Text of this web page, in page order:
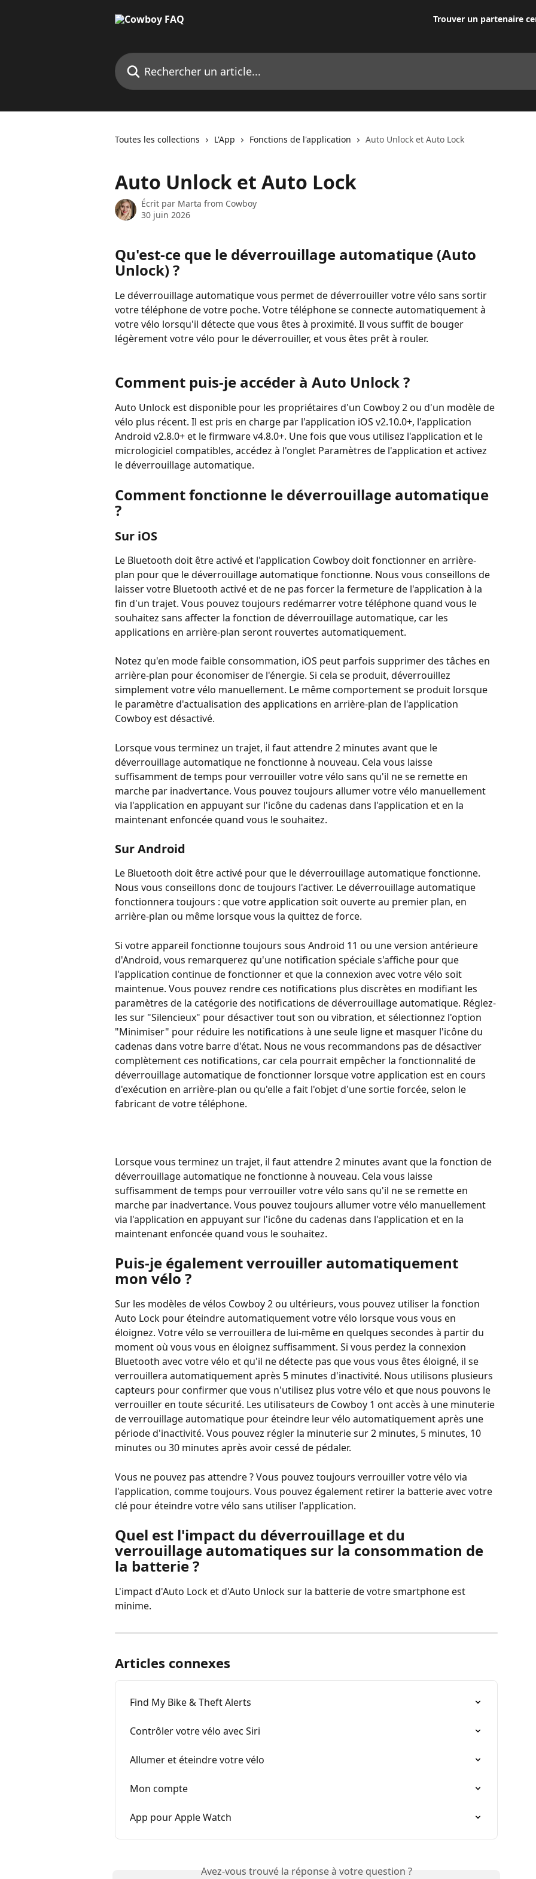
Trouver un partenaire
Rechercher un article...
Toutes les collections L'App Fonctions de l'application Auto Unlock et Auto Lock
Auto Unlock et Auto Lock
Écrit par Marta from Cowboy
30 juin 2026
Qu'est-ce que le déverrouillage automatique (Auto
Unlock) ?
Le déverrouillage automatique vous permet de déverrouiller votre vélo sans sortir
votre téléphone de votre poche. Votre téléphone se connecte automatiquement à
votre vélo lorsqu'il détecte que vous êtes à proximité. Il vous suffit de bouger
légèrement votre vélo pour le déverrouiller, et vous êtes prêt à rouler.
Comment puis-je accéder à Auto Unlock ?
Auto Unlock est disponible pour les propriétaires d'un Cowboy 2 ou d'un modèle de
vélo plus récent. Il est pris en charge par l'application iOS v2.10.0+, l'application
Android v2.8.0+ et le firmware v4.8.0+. Une fois que vous utilisez l'application et le
micrologiciel compatibles, accédez à l'onglet Paramètres de l'application et activez
le déverrouillage automatique.
Comment fonctionne le déverrouillage automatique
?
Sur iOS
Le Bluetooth doit être activé et l'application Cowboy doit fonctionner en arrière-
plan pour que le déverrouillage automatique fonctionne. Nous vous conseillons de
laisser votre Bluetooth activé et de ne pas forcer la fermeture de l'application à la
fin d'un trajet. Vous pouvez toujours redémarrer votre téléphone quand vous le
souhaitez sans affecter la fonction de déverrouillage automatique, car les
applications en arrière-plan seront rouvertes automatiquement.
Notez qu'en mode faible consommation, iOS peut parfois supprimer des tâches en
arrière-plan pour économiser de l'énergie. Si cela se produit, déverrouillez
simplement votre vélo manuellement. Le même comportement se produit lorsque
le paramètre d'actualisation des applications en arrière-plan de l'application
Cowboy est désactivé.
Lorsque vous terminez un trajet, il faut attendre 2 minutes avant que le
déverrouillage automatique ne fonctionne à nouveau. Cela vous laisse
suffisamment de temps pour verrouiller votre vélo sans qu'il ne se remette en
marche par inadvertance. Vous pouvez toujours allumer votre vélo manuellement
via l'application en appuyant sur l'icône du cadenas dans l'application et en la
maintenant enfoncée quand vous le souhaitez.
Sur Android
Le Bluetooth doit être activé pour que le déverrouillage automatique fonctionne.
Nous vous conseillons donc de toujours l'activer. Le déverrouillage automatique
fonctionnera toujours : que votre application soit ouverte au premier plan, en
arrière-plan ou même lorsque vous la quittez de force.
Si votre appareil fonctionne toujours sous Android 11 ou une version antérieure
d'Android, vous remarquerez qu'une notification spéciale s'affiche pour que
l'application continue de fonctionner et que la connexion avec votre vélo soit
maintenue. Vous pouvez rendre ces notifications plus discrètes en modifiant les
paramètres de la catégorie des notifications de déverrouillage automatique. Réglez-
les sur "Silencieux" pour désactiver tout son ou vibration, et sélectionnez l'option
"Minimiser" pour réduire les notifications à une seule ligne et masquer l'icône du
cadenas dans votre barre d'état. Nous ne vous recommandons pas de désactiver
complètement ces notifications, car cela pourrait empêcher la fonctionnalité de
déverrouillage automatique de fonctionner lorsque votre application est en cours
d'exécution en arrière-plan ou qu'elle a fait l'objet d'une sortie forcée, selon le
fabricant de votre téléphone.
Lorsque vous terminez un trajet, il faut attendre 2 minutes avant que la fonction de
déverrouillage automatique ne fonctionne à nouveau. Cela vous laisse
suffisamment de temps pour verrouiller votre vélo sans qu'il ne se remette en
marche par inadvertance. Vous pouvez toujours allumer votre vélo manuellement
via l'application en appuyant sur l'icône du cadenas dans l'application et en la
maintenant enfoncée quand vous le souhaitez.
Puis-je également verrouiller automatiquement
mon vélo ?
Sur les modèles de vélos Cowboy 2 ou ultérieurs, vous pouvez utiliser la fonction
Auto Lock pour éteindre automatiquement votre vélo lorsque vous vous en
éloignez. Votre vélo se verrouillera de lui-même en quelques secondes à partir du
moment où vous vous en éloignez suffisamment. Si vous perdez la connexion
Bluetooth avec votre vélo et qu'il ne détecte pas que vous vous êtes éloigné, il se
verrouillera automatiquement après 5 minutes d'inactivité. Nous utilisons plusieurs
capteurs pour confirmer que vous n'utilisez plus votre vélo et que nous pouvons le
verrouiller en toute sécurité. Les utilisateurs de Cowboy 1 ont accès à une minuterie
de verrouillage automatique pour éteindre leur vélo automatiquement après une
période d'inactivité. Vous pouvez régler la minuterie sur 2 minutes, 5 minutes, 10
minutes ou 30 minutes après avoir cessé de pédaler.
Vous ne pouvez pas attendre ? Vous pouvez toujours verrouiller votre vélo via
l'application, comme toujours. Vous pouvez également retirer la batterie avec votre
clé pour éteindre votre vélo sans utiliser l'application.
Quel est l'impact du déverrouillage et du
verrouillage automatiques sur la consommation de
la batterie ?
L'impact d'Auto Lock et d'Auto Unlock sur la batterie de votre smartphone est
minime.
Articles connexes
Find My Bike & Theft Alerts
Contrôler votre vélo avec Siri
Allumer et éteindre votre vélo
Mon compte
App pour Apple Watch
Avez-vous trouvé la réponse à votre question ?